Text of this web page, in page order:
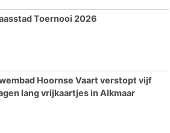
Toernooi 2026
Hoornse Vaart verstopt vijf
lang vrijkaartjes in Alkmaar